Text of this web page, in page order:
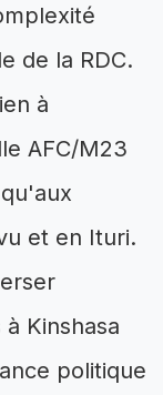
de la RDC.
à
AFC/M23
et en Ituri.
Kinshasa
politique